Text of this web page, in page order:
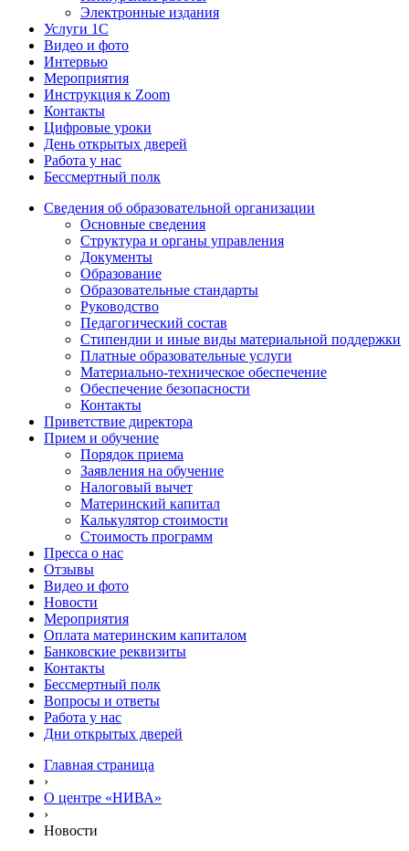
Электронные издания
Услуги 1C
Видео и фото
Интервью
Мероприятия
Инструкция к Zoom
Контакты
Цифровые уроки
День открытых дверей
Работа у нас
Бессмертный полк
Сведения об образовательной организации
Основные сведения
Структура и органы управления
Документы
Образование
Образовательные стандарты
Руководство
Педагогический состав
Стипендии и иные виды материальной поддержки
Платные образовательные услуги
Материально-техническое обеспечение
Обеспечение безопасности
Контакты
Приветствие директора
Прием и обучение
Порядок приема
Заявления на обучение
Налоговый вычет
Материнский капитал
Калькулятор стоимости
Стоимость программ
Пресса о нас
Отзывы
Видео и фото
Новости
Мероприятия
Оплата материнским капиталом
Банковские реквизиты
Контакты
Бессмертный полк
Вопросы и ответы
Работа у нас
Дни открытых дверей
Главная страница
›
О центре «НИВА»
›
Новости